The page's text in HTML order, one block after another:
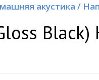
акустика /
Black)